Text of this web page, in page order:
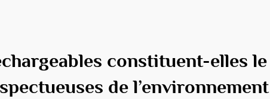
constituent-elles
de